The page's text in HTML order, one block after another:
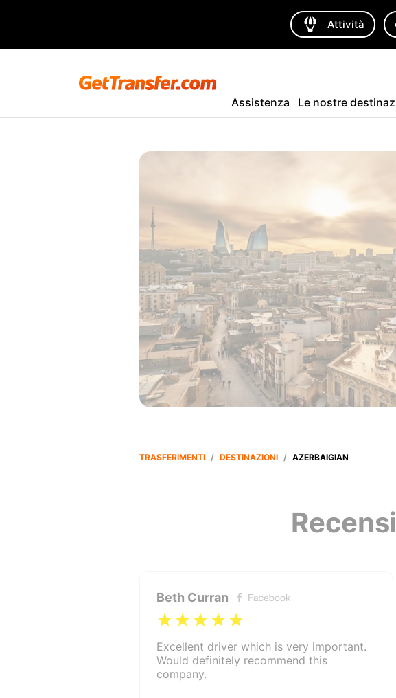
Attività
Assistenza Le nostre
TRASFERIMENTI / DESTINAZIONI / AZERBAIGIAN
Beth Curran
Excellent driver which is very important.
Would definitely recommend this
company.